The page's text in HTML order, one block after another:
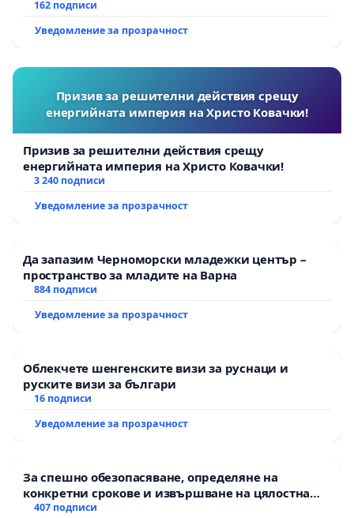
АД и от държавата, че ще се изпълнят всички
162 подписи
Уведомление за прозрачност
Призив за решителни действия срещу
енергийната империя на Христо Ковачки!
Призив за решителни действия срещу
енергийната империя на Христо Ковачки!
3 240 подписи
Уведомление за прозрачност
Да запазим Черноморски младежки център –
пространство за младите на Варна
884 подписи
Уведомление за прозрачност
Облекчете шенгенските визи за руснаци и
руските визи за българи
16 подписи
Уведомление за прозрачност
За спешно обезопасяване, определяне на
конкретни срокове и извършване на цялостна
рехабилитация на републиканския път между
407 подписи